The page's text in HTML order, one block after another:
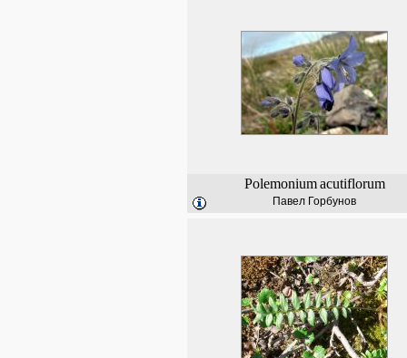
Polemonium acutiflorum
Павел Горбунов